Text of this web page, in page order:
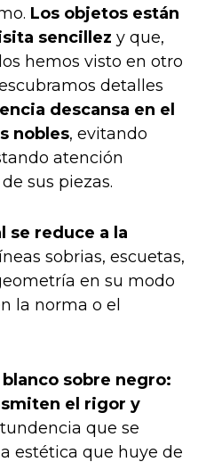
Los objetos están
sencillez y que,
hemos visto en otro
detalles
descansa en el
nobles, evitando
atención
sus piezas.
se reduce a la
sobrias, escuetas,
en su modo
la norma o el
sobre negro:
el rigor y
que se
estética que huye de